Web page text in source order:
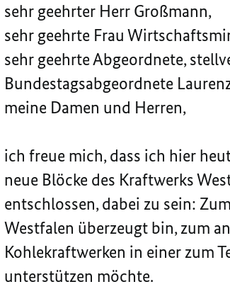
sehr geehrter Herr Großmann,
sehr geehrte Frau
sehr geehrte Abgeordnete,
Bundestagsabgeordnete
meine Damen und Herren,
ich freue mich, dass ich hier
neue Blöcke des Kraftwerks
entschlossen, dabei zu sein:
Westfalen überzeugt bin, zum
Kohlekraftwerken in einer zum
unterstützen möchte.